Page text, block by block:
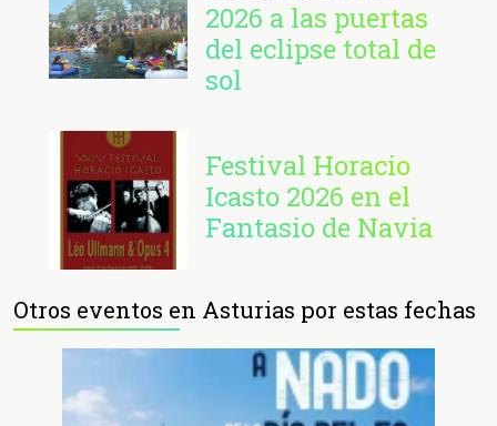
2026 a las puertas
del eclipse total de
sol
Festival Horacio
Icasto 2026 en el
Fantasio de Navia
Otros eventos en Asturias por estas fechas